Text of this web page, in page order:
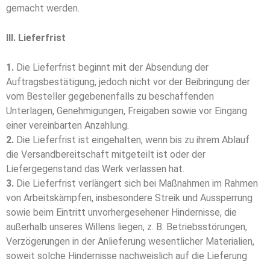
gemacht werden.
III. Lieferfrist
1. Die Lieferfrist beginnt mit der Absendung der
Auftragsbestätigung, jedoch nicht vor der Bei­brin­­gung der
vom Besteller gegebenenfalls zu beschaffenden
Unterlagen, Genehmigungen, Frei­ga­­ben sowie vor Eingang
einer vereinbarten Anzahlung.
2. Die Lieferfrist ist eingehalten, wenn bis zu ihrem Ablauf
die Versandbereitschaft mitgeteilt ist oder der
Liefergegenstand das Werk verlassen hat.
3. Die Lieferfrist verlängert sich bei Maßnahmen im Rahmen
von Arbeitskämpfen, insbesondere Streik und Aussperrung
sowie beim Eintritt unvorhergesehener Hindernisse, die
außerhalb un­se­­res Willens liegen, z. B. Betriebsstörungen,
Verzögerungen in der Anlieferung wesentlicher Ma­te­ria­li­­en,
soweit solche Hindernisse nachweislich auf die Lieferung